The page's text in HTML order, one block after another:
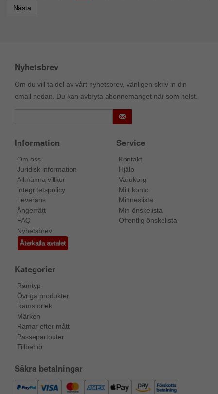
Nästa
Nyhetsbrev
Om du vill ta del av vårt nyhetsbrev, vänligen skriv in din
email nedan. Du kan avbryta abonnemanget när som helst.
Information
Om oss
Juridisk information
Allmänna villkor
Integritetspolicy
Leverans
Ångerrätt
FAQ
Nyhetsbrev
Återkalla avtalet
Service
Kontakt
Hjälp
Varukorg
Mitt konto
Minneslista
Min önskelista
Offentlig önskelista
Kategorier
Ramtyp
Övriga produkter
Ramstorlek
Märken
Ramar efter mått
Passepartouter
Tillbehör
Säkra betalningar